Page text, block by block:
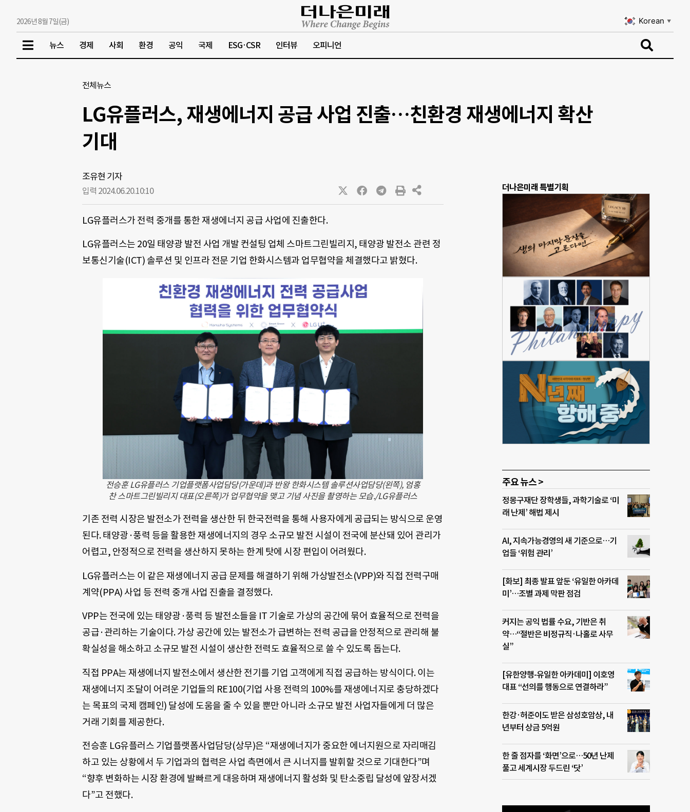
2026년 8월 7일(금) Korean ▼
뉴스 경제 사회 환경 공익 국제 ESG·CSR 인터뷰 오피니언
전체뉴스
LG유플러스, 재생에너지 공급 사업 진출…친환경 재생에너지 확산
기대
조유현 기자
입력 2024.06.20.10:10
LG유플러스가 전력 중개를 통한 재생에너지 공급 사업에 진출한다.
LG유플러스는 20일 태양광 발전 사업 개발 컨설팅 업체 스마트그린빌리지, 태양광 발전소 관련 정
보통신기술(ICT) 솔루션 및 인프라 전문 기업 한화시스템과 업무협약을 체결했다고 밝혔다.
전승훈 LG유플러스 기업플랫폼사업담당(가운데)과 반왕 한화시스템 솔루션사업담당(왼쪽), 엄홍
찬 스마트그린빌리지 대표(오른쪽)가 업무협약을 맺고 기념 사진을 촬영하는 모습./LG유플러스
기존 전력 시장은 발전소가 전력을 생산한 뒤 한국전력을 통해 사용자에게 공급되는 방식으로 운영
된다. 태양광·풍력 등을 활용한 재생에너지의 경우 소규모 발전 시설이 전국에 분산돼 있어 관리가
어렵고, 안정적으로 전력을 생산하지 못하는 한계 탓에 시장 편입이 어려웠다.
LG유플러스는 이 같은 재생에너지 공급 문제를 해결하기 위해 가상발전소(VPP)와 직접 전력구매
계약(PPA) 사업 등 전력 중개 사업 진출을 결정했다.
VPP는 전국에 있는 태양광·풍력 등 발전소들을 IT 기술로 가상의 공간에 묶어 효율적으로 전력을
공급·관리하는 기술이다. 가상 공간에 있는 발전소가 급변하는 전력 공급을 안정적으로 관리해 불
확실성을 해소하고 소규모 발전 시설이 생산한 전력도 효율적으로 쓸 수 있도록 돕는다.
직접 PPA는 재생에너지 발전소에서 생산한 전기를 기업 고객에게 직접 공급하는 방식이다. 이는
재생에너지 조달이 어려운 기업들의 RE100(기업 사용 전력의 100%를 재생에너지로 충당하겠다
는 목표의 국제 캠페인) 달성에 도움을 줄 수 있을 뿐만 아니라 소규모 발전 사업자들에게 더 많은
거래 기회를 제공한다.
전승훈 LG유플러스 기업플랫폼사업담당(상무)은 “재생에너지가 중요한 에너지원으로 자리매김
하고 있는 상황에서 두 기업과의 협력은 사업 측면에서 큰 시너지를 발휘할 것으로 기대한다”며
“향후 변화하는 시장 환경에 발빠르게 대응하며 재생에너지 활성화 및 탄소중립 달성에 앞장서겠
다”고 전했다.
더나은미래 특별기획
주요 뉴스 >
정몽구재단 장학생들, 과학기술로 ‘미
래 난제’ 해법 제시
AI, 지속가능경영의 새 기준으로…기
업들 ‘위험 관리’
[화보] 최종 발표 앞둔 ‘유일한 아카데
미’…조별 과제 막판 점검
커지는 공익 법률 수요, 기반은 취
약…“절반은 비정규직·나홀로 사무
실”
[유한양행-유일한 아카데미] 이호영
대표 “선의를 행동으로 연결하라”
한강·허준이도 받은 삼성호암상, 내
년부터 상금 5억원
한 줄 점자를 ‘화면’으로…50년 난제
풀고 세계시장 두드린 ‘닷’